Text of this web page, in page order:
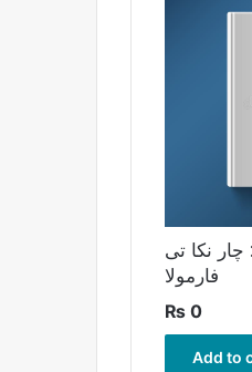
نکا تی
فارمولا
₨ 0
Add to